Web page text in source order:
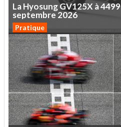
LaHyosungGV125X à4499
septembre2026
Pratique